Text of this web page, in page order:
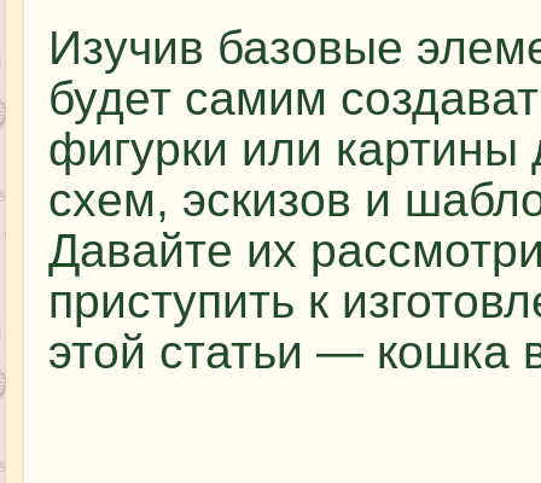
Изучив базовые
будет самим
фигурки или
схем, эскизов и
Давайте их
приступить к
этой статьи — кошка